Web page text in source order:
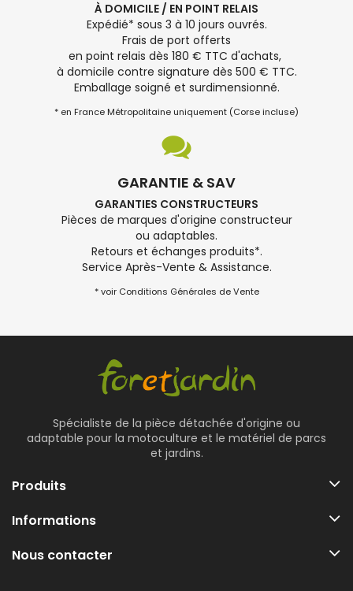
À DOMICILE / EN POINT RELAIS
Expédié* sous 3 à 10 jours ouvrés.
Frais de port offerts
en point relais dès 180 € TTC d'achats,
à domicile contre signature dès 500 € TTC.
Emballage soigné et surdimensionné.
* en France Métropolitaine uniquement (Corse incluse)
GARANTIE & SAV
GARANTIES CONSTRUCTEURS
Pièces de marques d'origine constructeur
ou adaptables.
Retours et échanges produits*.
Service Après-Vente & Assistance.
* voir Conditions Générales de Vente
Spécialiste de la pièce détachée d'origine ou
adaptable pour la motoculture et le matériel de parcs
et jardins.
Produits
Informations
Nous contacter